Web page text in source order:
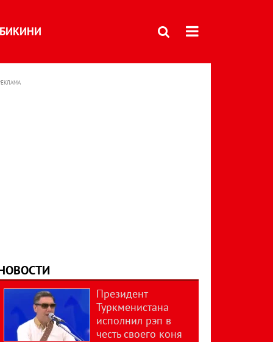
БИКИНИ
Президент
Туркменистана
исполнил рэп в
честь своего коня